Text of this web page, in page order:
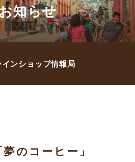
知らせ
インショップ情報局
のコーヒー」